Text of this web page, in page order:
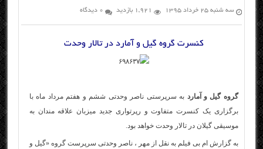
سه شنبه ۲۵ خرداد ۱۳۹۵ 1,921 بازدید 0 دیدگاه
کنسرت گروه گیل و آمارد در تالار وحدت
گروه گیل و آمارد به سرپرستی ناصر وحدتی ششم و هفتم مرداد ماه با
برگزاری یک کنسرت متفاوت و رپرتواری جدید میزبان علاقه مندان به
موسیقی گیلان در تالار وحدت خواهد بود.
به گزارش ام بی فیلم به نقل از مهر ، ناصر وحدتی سرپرست گروه «گیل و